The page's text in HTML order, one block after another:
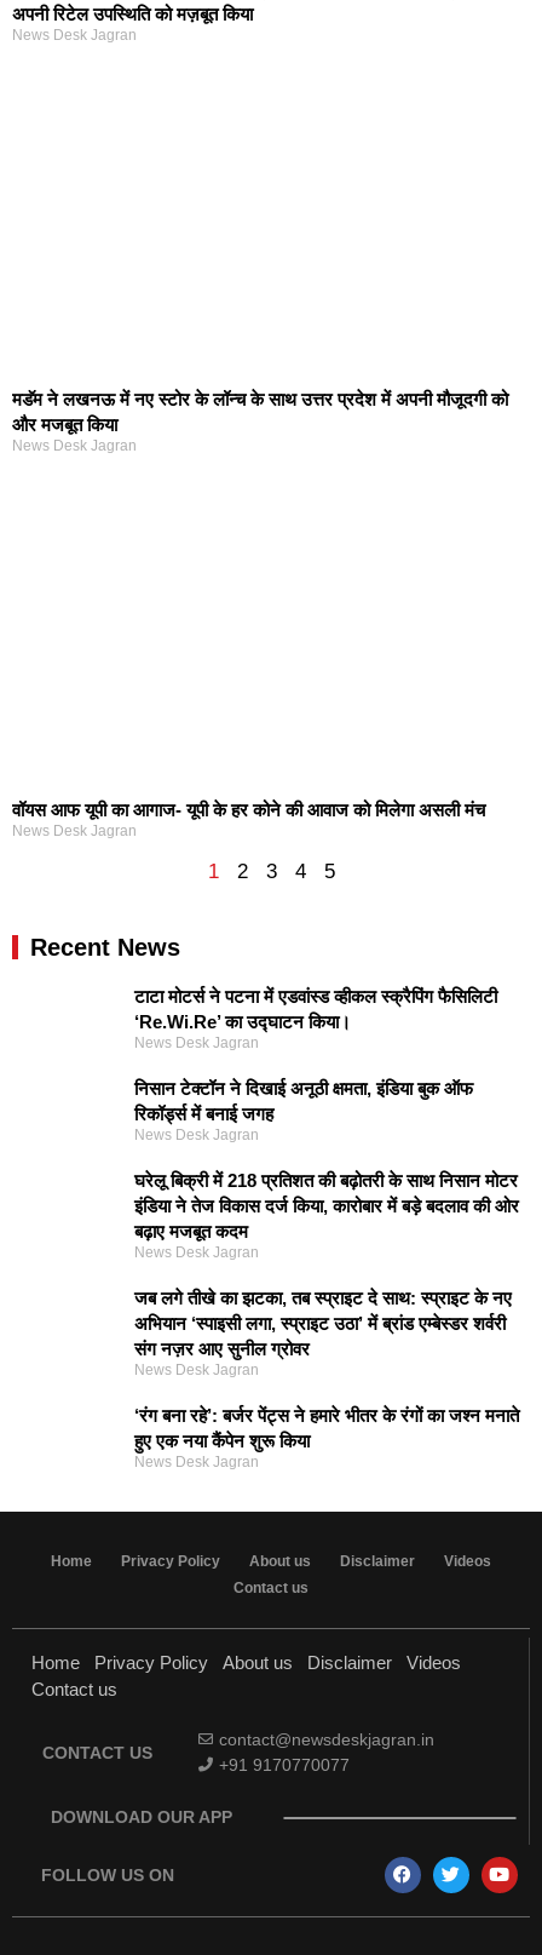
अपनी रिटेल उपस्थिति को मज़बूत किया
News Desk Jagran
मडॅम ने लखनऊ में नए स्टोर के लॉन्च के साथ उत्तर प्रदेश में अपनी मौजूदगी को
और मजबूत किया
News Desk Jagran
वॉयस आफ यूपी का आगाज- यूपी के हर कोने की आवाज को मिलेगा असली मंच
News Desk Jagran
1 2 3 4 5
Recent News
टाटा मोटर्स ने पटना में एडवांस्ड व्हीकल स्क्रैपिंग फैसिलिटी
‘Re.Wi.Re’ का उद्घाटन किया।
News Desk Jagran
निसान टेक्टॉन ने दिखाई अनूठी क्षमता, इंडिया बुक ऑफ
रिकॉर्ड्स में बनाई जगह
News Desk Jagran
घरेलू बिक्री में 218 प्रतिशत की बढ़ोतरी के साथ निसान मोटर
इंडिया ने तेज विकास दर्ज किया, कारोबार में बड़े बदलाव की ओर
बढ़ाए मजबूत कदम
News Desk Jagran
जब लगे तीखे का झटका, तब स्प्राइट दे साथ: स्प्राइट के नए
अभियान ‘स्पाइसी लगा, स्प्राइट उठा’ में ब्रांड एम्बेस्डर शर्वरी
संग नज़र आए सुनील ग्रोवर
News Desk Jagran
‘रंग बना रहे’: बर्जर पेंट्स ने हमारे भीतर के रंगों का जश्न मनाते
हुए एक नया कैंपेन शुरू किया
News Desk Jagran
Home Privacy Policy About us Disclaimer
Videos
Contact us
Home Privacy Policy About us Disclaimer
Videos
Contact us
CONTACT US
contact@newsdeskjagran.in
+91 9170770077
DOWNLOAD OUR APP
FOLLOW US ON